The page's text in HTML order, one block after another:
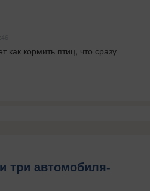
как кормить птиц, что сразу
три автомобиля-